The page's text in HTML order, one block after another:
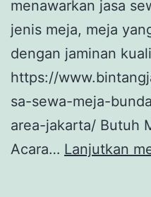
menawarkan jasa
jenis meja, meja
dengan jaminan
https://
sa-sewa-meja-
area-jakarta/ Butuh
Acara… Lanjutkan